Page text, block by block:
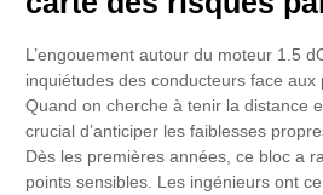
L’engouement autour du moteur 1.5
inquiétudes des conducteurs face aux
Quand on cherche à tenir la distance
crucial d’anticiper les faiblesses
Dès les premières années, ce bloc a
points sensibles. Les ingénieurs ont